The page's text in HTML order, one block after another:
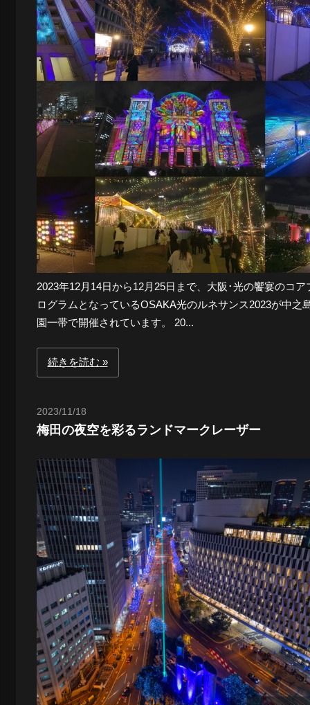
2023年12月14日から12月25日まで、大阪･光の饗宴のコア
ログラムとなっているOSAKA光のルネサンス2023が中之
園一帯で開催されています。 20...
続きを読む
2023/11/18
梅田の夜空を彩るランドマークレーザー